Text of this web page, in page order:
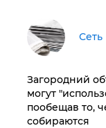
Сеть
Загородний
могут
пообещав то,
собираются